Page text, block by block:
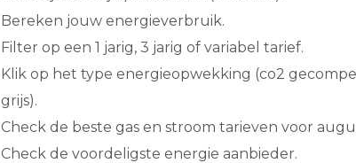
Bereken jouw energieverbruik.
Filter op een 1 jarig, 3 jarig of variabel tarief.
Klik op het type energieopwekking (co2
grijs).
Check de beste gas en stroom tarieven voor
Check de voordeligste energie aanbieder.